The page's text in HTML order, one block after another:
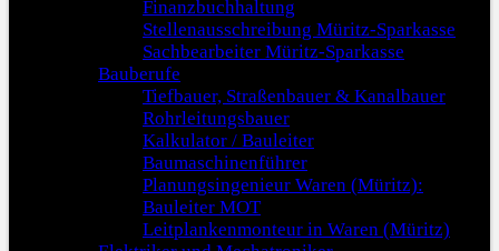
Finanzbuchhaltung
Stellenausschreibung Müritz-Sparkasse
Sachbearbeiter Müritz-Sparkasse
Bauberufe
Tiefbauer, Straßenbauer & Kanalbauer
Rohrleitungsbauer
Kalkulator / Bauleiter
Baumaschinenführer
Planungsingenieur Waren (Müritz):
Bauleiter MOT
Leitplankenmonteur in Waren (Müritz)